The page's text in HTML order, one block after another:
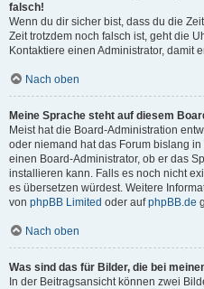
falsch!
Wenn du dir sicher bist, dass du die
Zeit trotzdem noch falsch ist, geht die
Kontaktiere einen Administrator, damit
Nach oben
Meine Sprache steht auf diesem
Meist hat die Board-Administration
oder niemand hat das Forum bislang
einen Board-Administrator, ob er das
installieren kann. Falls es noch nicht
es übersetzen würdest. Weitere
von phpBB Limited oder aufphpBB.de
Nach oben
Was sind das für Bilder, die bei
In der Beitragsansicht können zwei